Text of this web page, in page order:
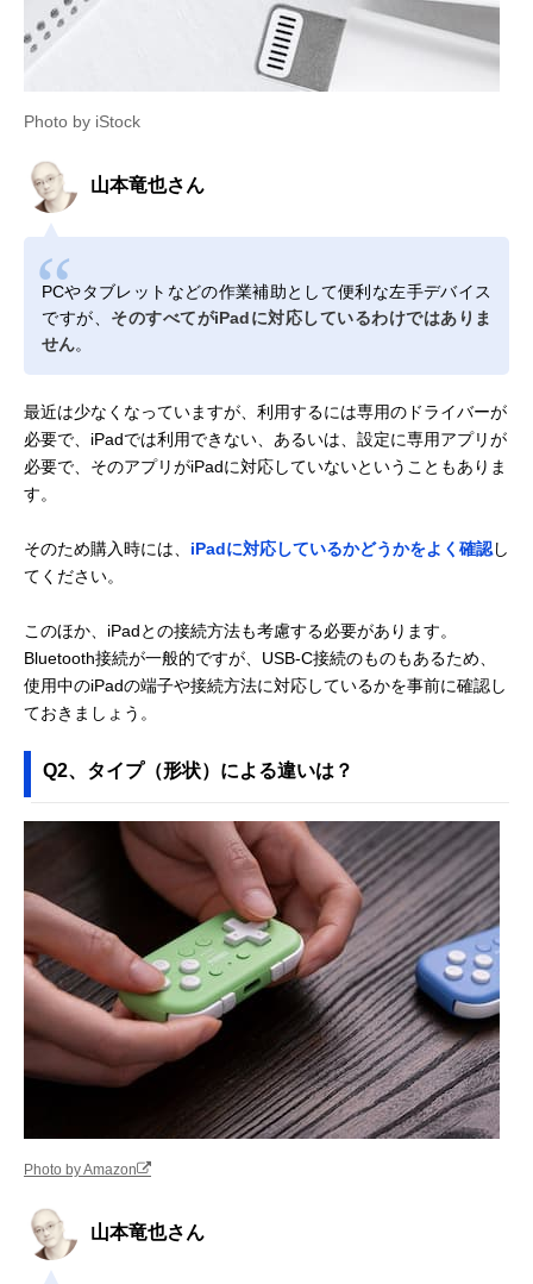
Photo by iStock
山本竜也さん
PCやタブレットなどの作業補助として便利な左手デバイス
ですが、 そのすべてがiPadに対応しているわけではありま
せん。
最近は少なくなっていますが、利用するには専用のドライバーが
必要で、iPadでは利用できない、あるいは、設定に専用アプリが
必要で、そのアプリがiPadに対応していないということもありま
す。
そのため購入時には、 iPadに対応しているかどうかをよく確認し
てください。
このほか、iPadとの接続方法も考慮する必要があります。
Bluetooth接続が一般的ですが、USB-C接続のものもあるため、
使用中のiPadの端子や接続方法に対応しているかを事前に確認し
ておきましょう。
Q2、タイプ（形状）による違いは？
Photo by Amazon
山本竜也さん